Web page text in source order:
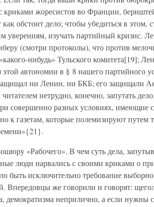
криками жоресистов во Франции,
обстоит дело; чтобы убедиться в этом,
уверениям, изучать партийный кризис.
(смотри протоколы), что против
нибудь» Тульского комитета[19];
этой автономии в § 8 нашего партийного
ни Ленин, ни БКБ; его защищали
нетрудно, конечно, запутать
совершенно разных условиях, имеющие
к газетам, которые полемизируют путем
«Рабочего». В чем суть дела,
люди нарвались с своими криками о
быть исключительно требование
Впередовцы же говорили и говорят:
демократизма неприлично, а если нужны